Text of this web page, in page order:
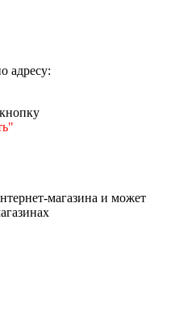
адресу:
магазина и может